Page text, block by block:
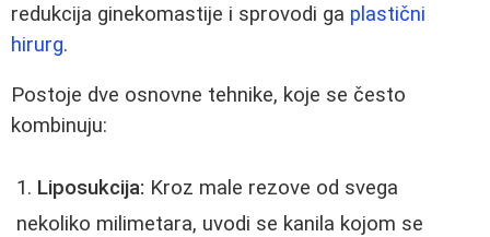
redukcija ginekomastije i sprovodi ga plastični
hirurg.
Postoje dve osnovne tehnike, koje se često
kombinuju:
Liposukcija: Kroz male rezove od svega
nekoliko milimetara, uvodi se kanila kojom se